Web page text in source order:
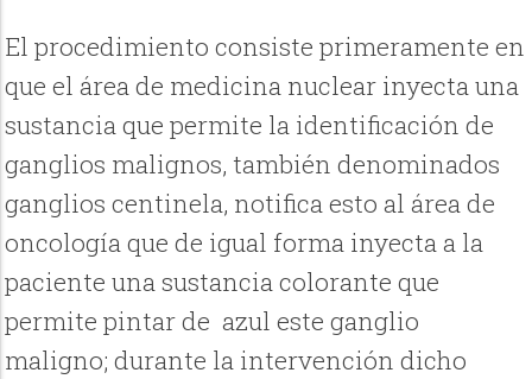
El procedimiento consiste primeramente en
que el área de medicina nuclear inyecta una
sustancia que permite la identificación de
ganglios malignos, también denominados
ganglios centinela, notifica esto al área de
oncología que de igual forma inyecta a la
paciente una sustancia colorante que
permite pintar de azul este ganglio
maligno; durante la intervención dicho